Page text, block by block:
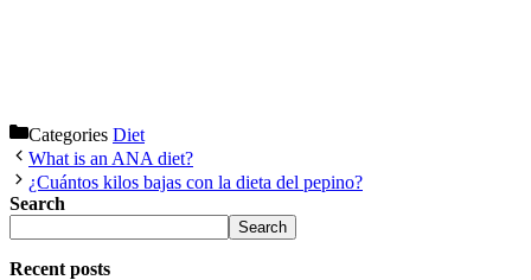
Categories Diet
What is an ANA diet?
¿Cuántos kilos bajas con la dieta del pepino?
Search
Search
Recent posts